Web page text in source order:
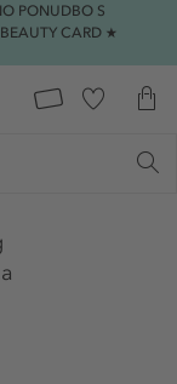
PONUDBO S
CARD ★